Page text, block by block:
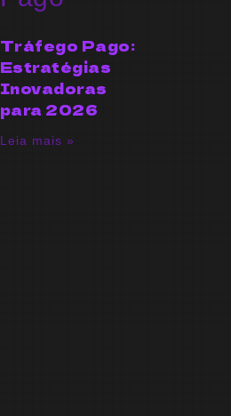
Tráfego Pago:
Estratégias
Inovadoras
para 2026
Leia mais »